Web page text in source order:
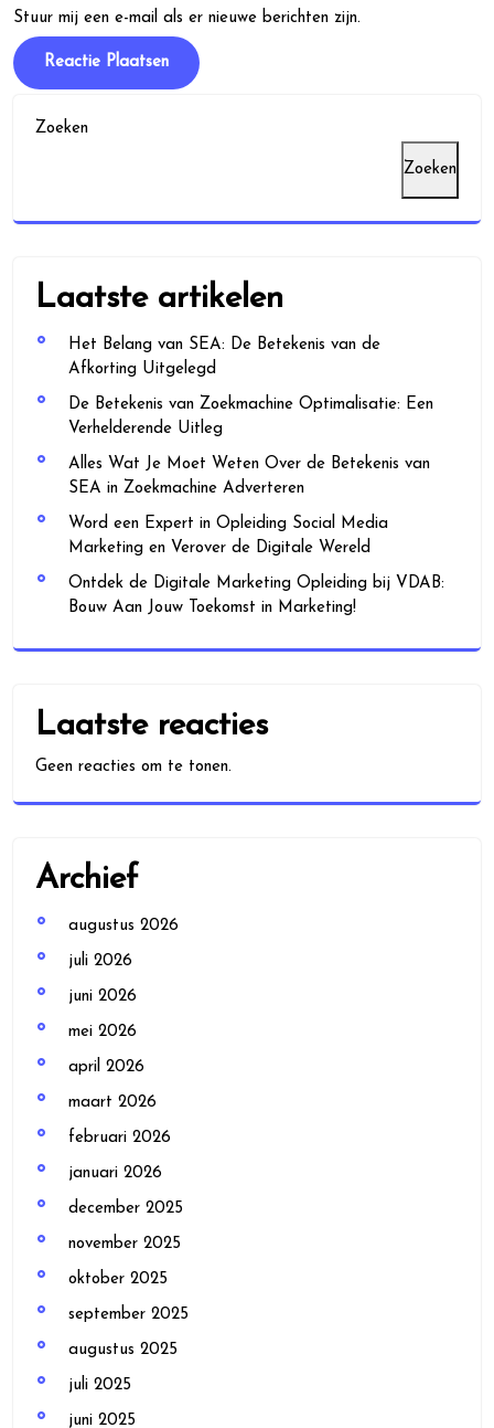
Stuur mij een e-mail als er nieuwe berichten zijn.
Zoeken
Zoeken
Laatste artikelen
Het Belang van SEA: De Betekenis van de
Afkorting Uitgelegd
De Betekenis van Zoekmachine Optimalisatie: Een
Verhelderende Uitleg
Alles Wat Je Moet Weten Over de Betekenis van
SEA in Zoekmachine Adverteren
Word een Expert in Opleiding Social Media
Marketing en Verover de Digitale Wereld
Ontdek de Digitale Marketing Opleiding bij VDAB:
Bouw Aan Jouw Toekomst in Marketing!
Laatste reacties
Geen reacties om te tonen.
Archief
augustus 2026
juli 2026
juni 2026
mei 2026
april 2026
maart 2026
februari 2026
januari 2026
december 2025
november 2025
oktober 2025
september 2025
augustus 2025
juli 2025
juni 2025